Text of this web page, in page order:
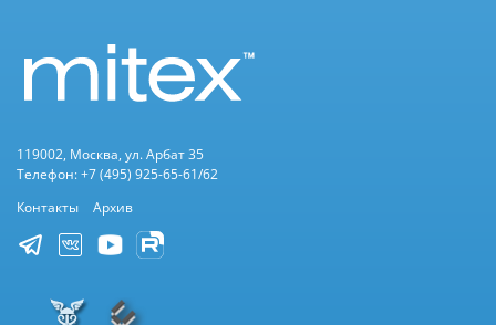
119002, Москва, ул. Арбат 35
Телефон: +7 (495) 925-65-61/62
Контакты
Архив